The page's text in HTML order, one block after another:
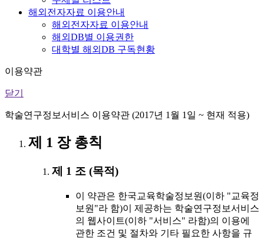
해외전자자료 이용안내
해외전자자료 이용안내
해외DB별 이용권한
대학별 해외DB 구독현황
이용약관
닫기
학술연구정보서비스 이용약관 (2017년 1월 1일 ~ 현재 적용)
제 1 장 총칙
제 1 조 (목적)
이 약관은 한국교육학술정보원(이하 "교육정
보원"라 함)이 제공하는 학술연구정보서비스
의 웹사이트(이하 "서비스" 라함)의 이용에
관한 조건 및 절차와 기타 필요한 사항을 규